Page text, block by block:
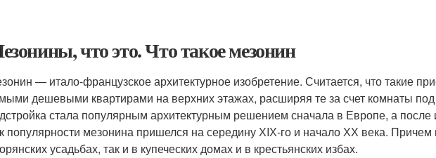
что это. Что такое мезонин
— итало-французское архитектурное изобретение. Считается, что такие
дешевыми квартирами на верхних этажах, расширяя те за счет комнаты
стала популярным архитектурным решением сначала в Европе, а
популярности мезонина пришелся на середину ХIХ-го и начало ХХ века.
усадьбах, так и в купеческих домах и в крестьянских избах.